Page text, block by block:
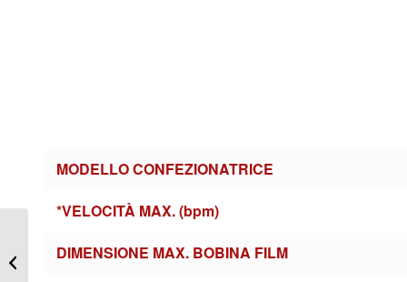
MODELLO CONFEZIONATRICE
*VELOCITÀ MAX. (bpm)
DIMENSIONE MAX. BOBINA FILM
riempimento automatico